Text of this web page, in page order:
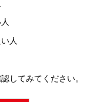
人
してみてください。